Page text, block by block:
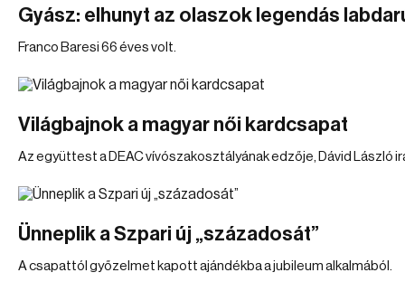
Gyász: elhunyt az olaszok legendás
Franco Baresi 66 éves volt.
Világbajnok a magyar női kardcsapat
Az együttest a DEAC vívószakosztályának edzője, Dávid László
Ünneplik a Szpari új „századosát”
A csapattól győzelmet kapott ajándékba a jubileum alkalmából.